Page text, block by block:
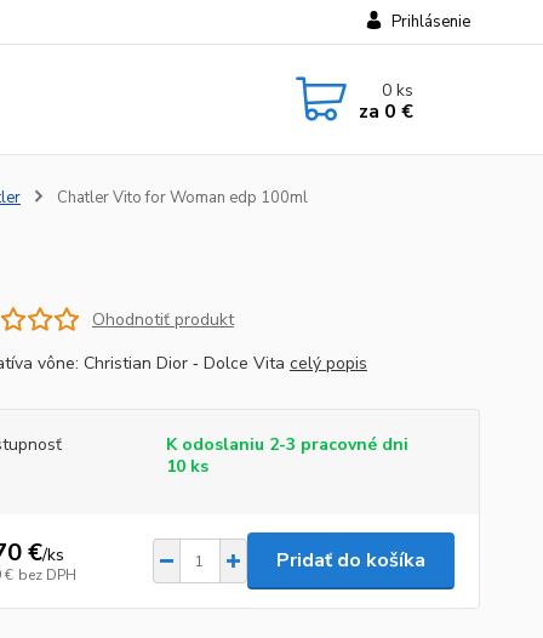
Prihlásenie
0ks
za 0 €
Chatler Vito for Woman edp 100ml
Ohodnotiť produkt
vône: Christian Dior ‐ Dolce Vita celý popis
K odoslaniu 2-3 pracovné dni
10 ks
€/ks
€ bez DPH
Pridať do košíka